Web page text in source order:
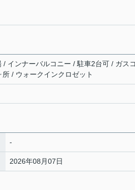
インナーバルコニー / 駐車2台可 / ガス
/ ウォークインクロゼット
-
2026年08月07日